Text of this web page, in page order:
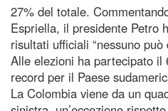
27% del totale.
Espriella, il presidente Petro
risultati ufficiali “nessuno
Alle elezioni ha partecipato
record per il Paese
La Colombia viene da un